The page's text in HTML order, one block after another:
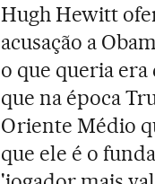
Hugh Hewitt
acusação a
o que queria
que na época
Oriente Médio
que ele é o